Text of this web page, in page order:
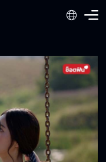
ได้
ให้มาแทนฉัน